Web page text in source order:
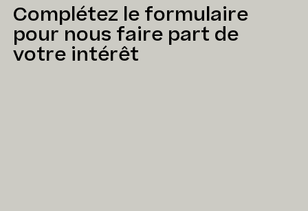
Complétez le formulaire
pour nous faire part de
votre intérêt